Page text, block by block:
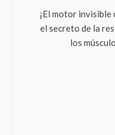
¡El motor
el secreto de la
los